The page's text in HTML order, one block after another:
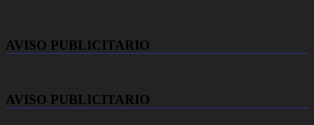
AVISO PUBLICITARIO
AVISO PUBLICITARIO